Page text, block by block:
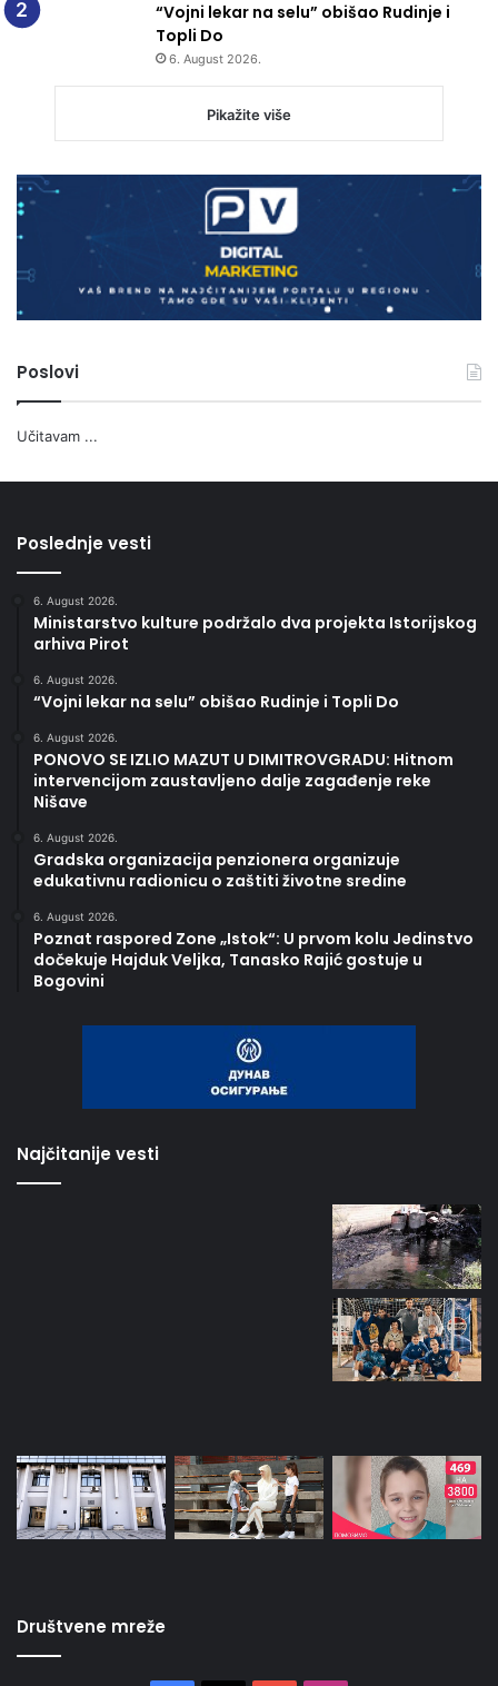
“Vojni lekar na selu” obišao Rudinje i
Topli Do
6. August 2026.
Pikažite više
Poslovi
Učitavam ...
Poslednje vesti
6. August 2026.
Ministarstvo kulture podržalo dva projekta Istorijskog
arhiva Pirot
6. August 2026.
“Vojni lekar na selu” obišao Rudinje i Topli Do
6. August 2026.
PONOVO SE IZLIO MAZUT U DIMITROVGRADU: Hitnom
intervencijom zaustavljeno dalje zagađenje reke
Nišave
6. August 2026.
Gradska organizacija penzionera organizuje
edukativnu radionicu o zaštiti životne sredine
6. August 2026.
Poznat raspored Zone „Istok“: U prvom kolu Jedinstvo
dočekuje Hajduk Veljka, Tanasko Rajić gostuje u
Bogovini
Najčitanije vesti
Društvene mreže